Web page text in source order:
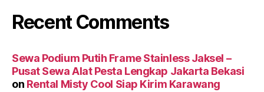
Recent Comments
Sewa Podium Putih Frame Stainless Jaksel –
Pusat Sewa Alat Pesta Lengkap Jakarta Bekasi
on Rental Misty Cool Siap Kirim Karawang